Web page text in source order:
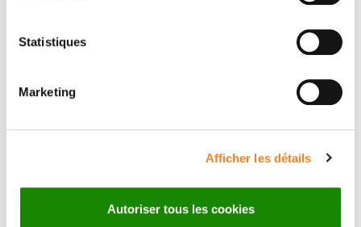
Statistiques
Marketing
Afficher les détails
Autoriser tous les cookies